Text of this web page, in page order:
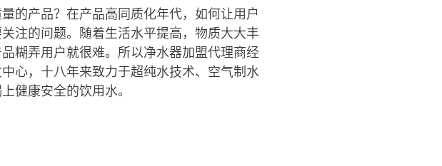
的产品？在产品高同质化年代，如何让用户
注的问题。随着生活水平提高，物质大大丰
糊弄用户就很难。所以净水器加盟代理商经
心，十八年来致力于超纯水技术、空气制水
健康安全的饮用水。